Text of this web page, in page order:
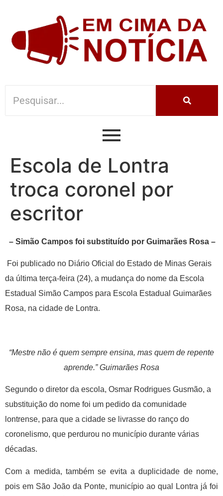
Escola de Lontra
troca coronel por
escritor
– Simão Campos foi substituído por Guimarães Rosa –
Foi publicado no Diário Oficial do Estado de Minas Gerais
da última terça-feira (24), a mudança do nome da Escola
Estadual Simão Campos para Escola Estadual Guimarães
Rosa, na cidade de Lontra.
“Mestre não é quem sempre ensina, mas quem de repente
aprende.” Guimarães Rosa
Segundo o diretor da escola, Osmar Rodrigues Gusmão, a
substituição do nome foi um pedido da comunidade
lontrense, para que a cidade se livrasse do ranço do
coronelismo, que perdurou no município durante várias
décadas.
Com a medida, também se evita a duplicidade de nome,
pois em São João da Ponte, município ao qual Lontra já foi